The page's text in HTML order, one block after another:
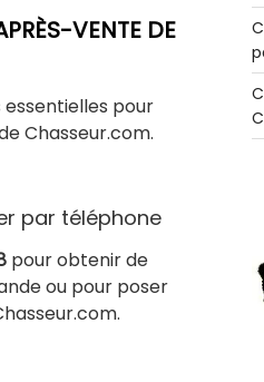
VENTE DE
pour
Chasseur.com.
par téléphone
pour obtenir de
ou pour poser